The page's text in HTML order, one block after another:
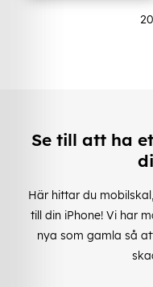
Se till att ha
Här hittar du
till din iPhone! Vi har
nya som gamla så